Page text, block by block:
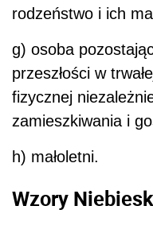
rodzeństwo i ich
g) osoba
przeszłości w
fizycznej
zamieszkiwania i
h) małoletni.
Wzory